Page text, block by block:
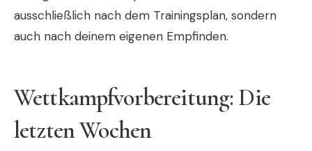
ausschließlich nach dem Trainingsplan, sondern
auch nach deinem eigenen Empfinden.
Wettkampfvorbereitung: Die
letzten Wochen